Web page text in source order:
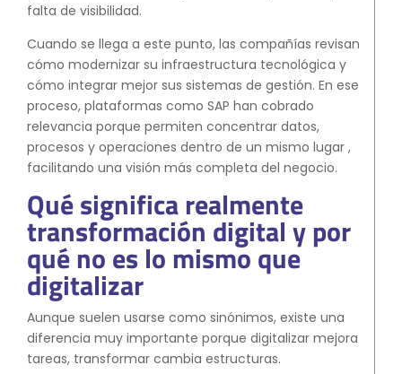
falta de visibilidad.
Cuando se llega a este punto, las compañías revisan
cómo modernizar su infraestructura tecnológica y
cómo integrar mejor sus sistemas de gestión. En ese
proceso, plataformas como SAP han cobrado
relevancia porque permiten concentrar datos,
procesos y operaciones dentro de un mismo lugar ,
facilitando una visión más completa del negocio.
Qué significa realmente
transformación digital y por
qué no es lo mismo que
digitalizar
Aunque suelen usarse como sinónimos, existe una
diferencia muy importante porque digitalizar mejora
tareas, transformar cambia estructuras.